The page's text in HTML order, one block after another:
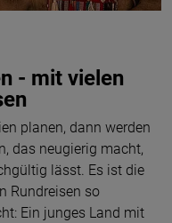
- mit vielen
planen, dann werden
das neugierig macht,
lässt. Es ist die
Rundreisen so
Ein junges Land mit